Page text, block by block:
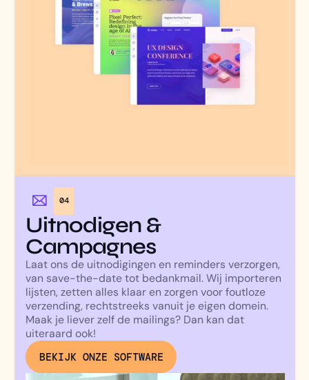
04
Uitnodigen &
Campagnes
Laat ons de uitnodigingen en reminders verzorgen,
van save-the-date tot bedankmail. Wij importeren
lijsten, zetten alles klaar en zorgen voor foutloze
verzending, rechtstreeks vanuit je eigen domein.
Maak je liever zelf de mailings? Dan kan dat
uiteraard ook!
BEKIJK ONZE SOFTWARE